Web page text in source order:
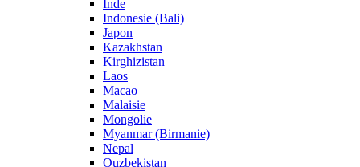
Inde
Indonesie (Bali)
Japon
Kazakhstan
Kirghizistan
Laos
Macao
Malaisie
Mongolie
Myanmar (Birmanie)
Nepal
Ouzbekistan